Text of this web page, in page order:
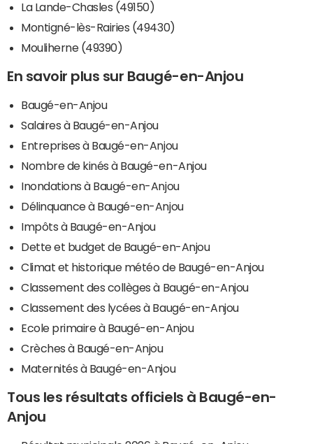
La Lande-Chasles (49150)
Montigné-lès-Rairies (49430)
Mouliherne (49390)
En savoir plus sur Baugé-en-Anjou
Baugé-en-Anjou
Salaires à Baugé-en-Anjou
Entreprises à Baugé-en-Anjou
Nombre de kinés à Baugé-en-Anjou
Inondations à Baugé-en-Anjou
Délinquance à Baugé-en-Anjou
Impôts à Baugé-en-Anjou
Dette et budget de Baugé-en-Anjou
Climat et historique météo de Baugé-en-Anjou
Classement des collèges à Baugé-en-Anjou
Classement des lycées à Baugé-en-Anjou
Ecole primaire à Baugé-en-Anjou
Crèches à Baugé-en-Anjou
Maternités à Baugé-en-Anjou
Tous les résultats officiels à Baugé-en-
Anjou